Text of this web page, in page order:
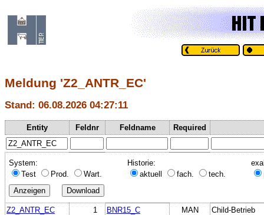
Meldung 'Z2_ANTR_EC'
Stand: 06.08.2026 04:27:11
Entity Feldnr Feldname Required
System:
Test
Prod. Wart.
Historie:
aktuell
fach. tech.
Z2_ANTR_EC 1 BNR15_C MAN
Child-Betrieb